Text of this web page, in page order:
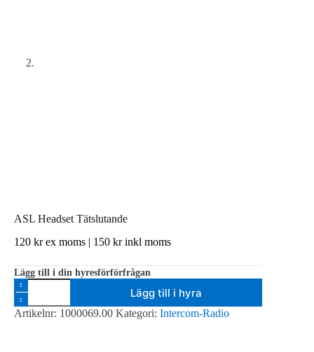
ASL Headset Tätslutande
120 krex moms | 150 krinkl moms
Lägg till i din hyresförförfrågan
ASL
Headset
Tätslutande
mängd
Lägg till i hyra
Artikelnr: 1000069.00 Kategori: Intercom-Radio